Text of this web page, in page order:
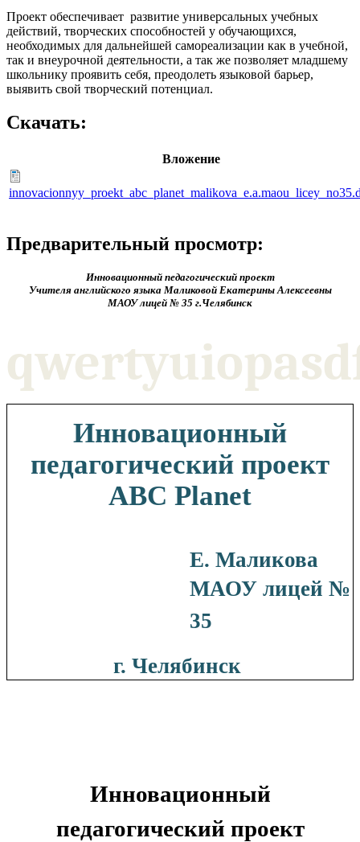
Проект обеспечивает развитие универсальных учебных
действий, творческих способностей у обучающихся,
необходимых для дальнейшей самореализации как в учебной,
так и внеурочной деятельности, а так же позволяет младшему
школьнику проявить себя, преодолеть языковой барьер,
выявить свой творческий потенциал.
Скачать:
Вложение
Предварительный просмотр:
Инновационный педагогический проект
Учителя английского языка Маликовой Екатерины Алексеевны
МАОУ лицей № 35 г.Челябинск
Инновационный
педагогический проект
ABC Planet
Е. Маликова
МАОУ лицей №
35
г. Челябинск
Инновационный
педагогический проект